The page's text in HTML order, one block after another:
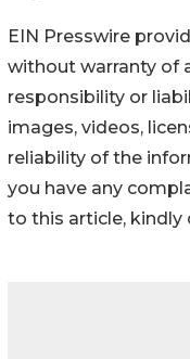
EIN Presswire
without warranty of
responsibility or
images, videos,
reliability of the
you have any
to this article,